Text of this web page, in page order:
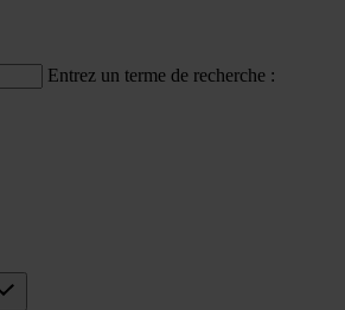
Entrez un terme de recherche :